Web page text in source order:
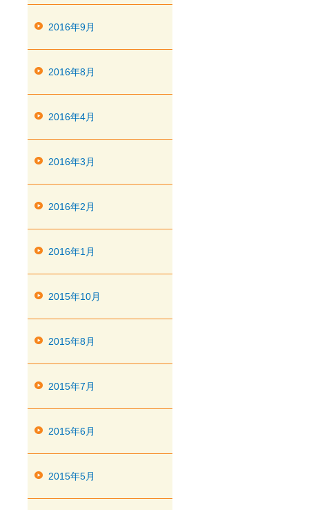
2016年9月
2016年8月
2016年4月
2016年3月
2016年2月
2016年1月
2015年10月
2015年8月
2015年7月
2015年6月
2015年5月